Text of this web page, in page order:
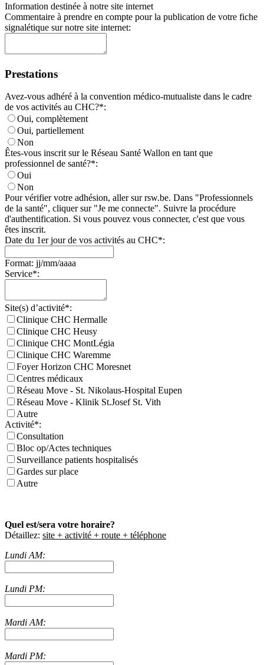
Information destinée à notre site internet
Commentaire à prendre en compte pour la publication de votre fiche
signalétique sur notre site internet:
Prestations
Avez-vous adhéré à la convention médico-mutualiste dans le cadre
de vos activités au CHC?*:
Oui, complètement
Oui, partiellement
Non
Êtes-vous inscrit sur le Réseau Santé Wallon en tant que
professionnel de santé?*:
Oui
Non
Pour vérifier votre adhésion, aller sur rsw.be. Dans "Professionnels
de la santé", cliquer sur "Je me connecte". Suivre la procédure
d'authentification. Si vous pouvez vous connecter, c'est que vous
êtes inscrit.
Date du 1er jour de vos activités au CHC*:
Format: jj/mm/aaaa
Service*:
Site(s) d’activité*:
Clinique CHC Hermalle
Clinique CHC Heusy
Clinique CHC MontLégia
Clinique CHC Waremme
Foyer Horizon CHC Moresnet
Centres médicaux
Réseau Move - St. Nikolaus-Hospital Eupen
Réseau Move - Klinik St.Josef St. Vith
Autre
Activité*:
Consultation
Bloc op/Actes techniques
Surveillance patients hospitalisés
Gardes sur place
Autre
Quel est/sera votre horaire?
Détaillez: site + activité + route + téléphone
Lundi AM:
Lundi PM:
Mardi AM:
Mardi PM: